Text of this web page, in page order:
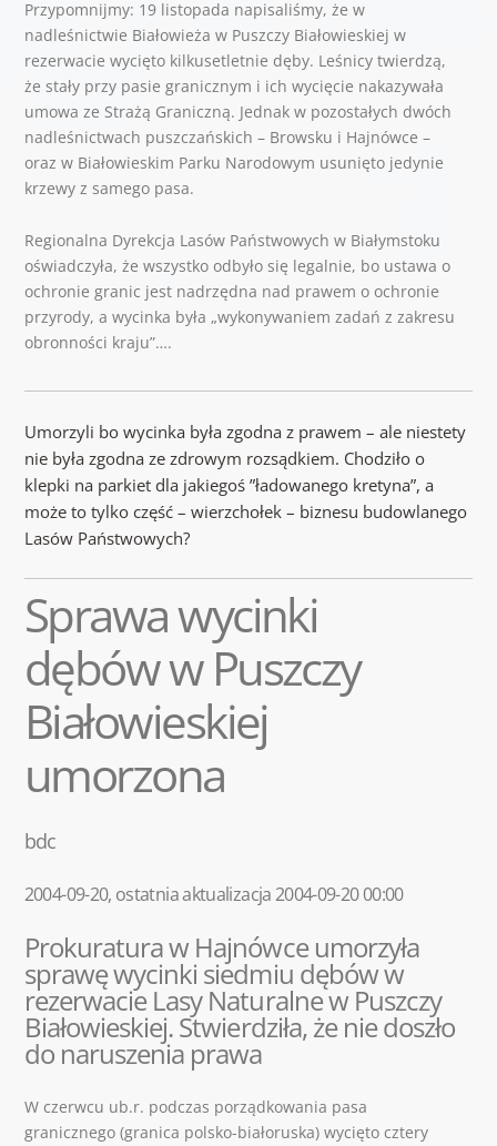
Przypomnijmy: 19 listopada napisaliśmy, że w
nadleśnictwie Białowieża w Puszczy Białowieskiej w
rezerwacie wycięto kilkusetletnie dęby. Leśnicy twierdzą,
że stały przy pasie granicznym i ich wycięcie nakazywała
umowa ze Strażą Graniczną. Jednak w pozostałych dwóch
nadleśnictwach puszczańskich – Browsku i Hajnówce –
oraz w Białowieskim Parku Narodowym usunięto jedynie
krzewy z samego pasa.
Regionalna Dyrekcja Lasów Państwowych w Białymstoku
oświadczyła, że wszystko odbyło się legalnie, bo ustawa o
ochronie granic jest nadrzędna nad prawem o ochronie
przyrody, a wycinka była „wykonywaniem zadań z zakresu
obronności kraju”….
Umorzyli bo wycinka była zgodna z prawem – ale niestety
nie była zgodna ze zdrowym rozsądkiem. Chodziło o
klepki na parkiet dla jakiegoś ”ładowanego kretyna”, a
może to tylko część – wierzchołek – biznesu budowlanego
Lasów Państwowych?
Sprawa wycinki
dębów w Puszczy
Białowieskiej
umorzona
bdc
2004-09-20, ostatnia aktualizacja 2004-09-20 00:00
Prokuratura w Hajnówce umorzyła
sprawę wycinki siedmiu dębów w
rezerwacie Lasy Naturalne w Puszczy
Białowieskiej. Stwierdziła, że nie doszło
do naruszenia prawa
W czerwcu ub.r. podczas porządkowania pasa
granicznego (granica polsko-białoruska) wycięto cztery